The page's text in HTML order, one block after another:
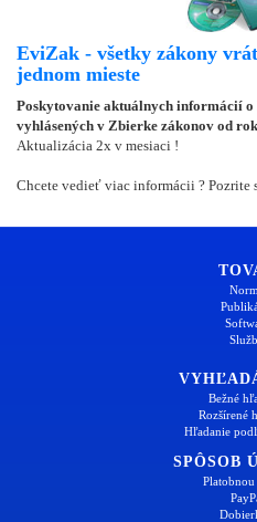
EviZak - všetky zákony
jednom mieste
Poskytovanie aktuálnych informácií
vyhlásených v Zbierke zákonov od
Aktualizácia 2x v mesiaci !
Chcete vedieť viac informácii ? Pozrite
Bežné
Rozšírené
Hľadanie
SPÔSOB